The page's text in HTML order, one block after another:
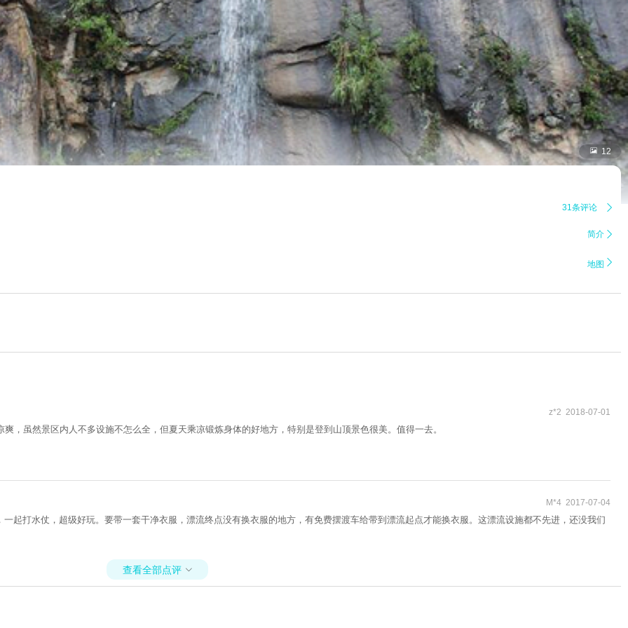
 12
31条评论 
简介 
地图 
z*2 2018-07-01
，虽然景区内人不多设施不怎么全，但夏天乘凉锻炼身体的好地方，特别是登到山顶景色很美。值得一去。